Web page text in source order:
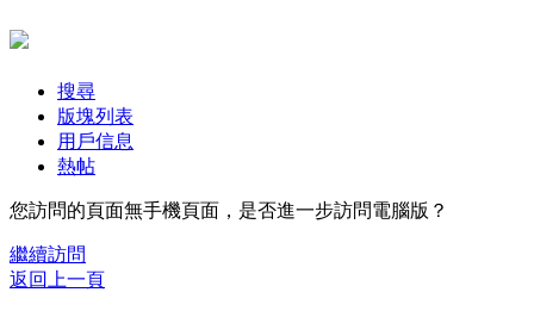
搜尋
版塊列表
用戶信息
熱帖
您訪問的頁面無手機頁面，是否進一步訪問電腦版？
繼續訪問
返回上一頁